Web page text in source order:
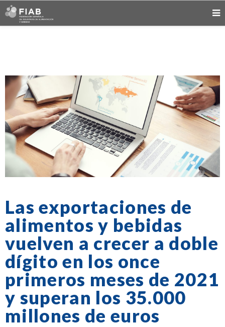
Las exportaciones de
alimentos y bebidas
vuelven a crecer a doble
dígito en los once
primeros meses de 2021
y superan los 35.000
millones de euros